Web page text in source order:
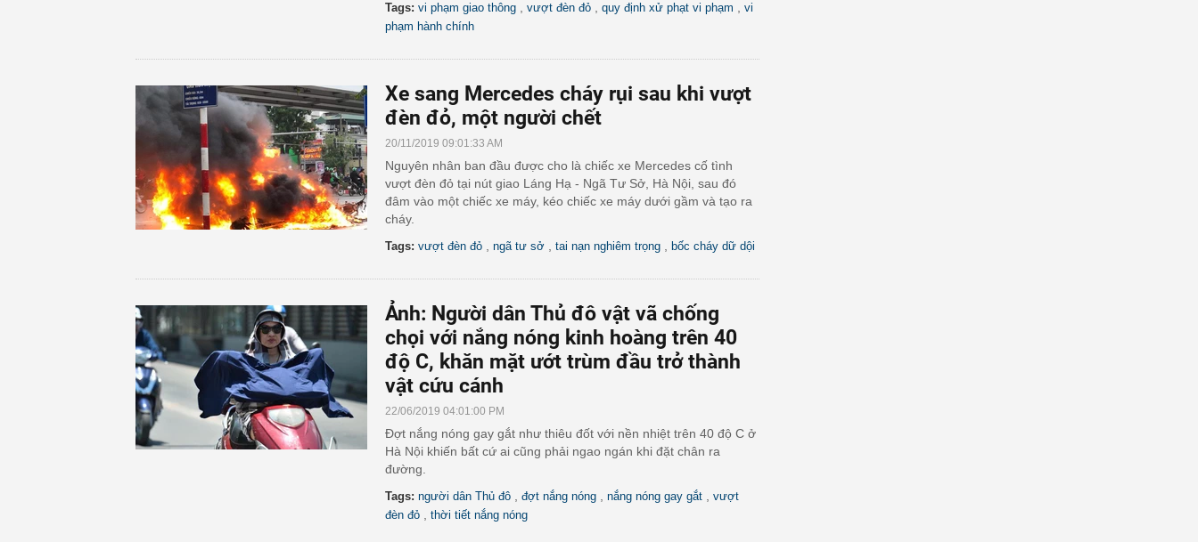
Tags: vi phạm giao thông vượt đèn đỏ quy định xử phạt vi phạm
vi
phạm hành chính
Xe sang Mercedes cháy rụi sau khi vượt
đèn đỏ, một người chết
20/11/2019 09:01:33 AM
Nguyên nhân ban đầu được cho là chiếc xe Mercedes cố tình
vượt đèn đỏ tại nút giao Láng Hạ - Ngã Tư Sở, Hà Nội, sau đó
đâm vào một chiếc xe máy, kéo chiếc xe máy dưới gầm và tạo ra
cháy.
Tags: vượt đèn đỏ ngã tư sở tai nạn nghiêm trọng bốc cháy dữ dội
Ảnh: Người dân Thủ đô vật vã chống
chọi với nắng nóng kinh hoàng trên 40
độ C, khăn mặt ướt trùm đầu trở thành
vật cứu cánh
22/06/2019 04:01:00 PM
Đợt nắng nóng gay gắt như thiêu đốt với nền nhiệt trên 40 độ C ở
Hà Nội khiến bất cứ ai cũng phải ngao ngán khi đặt chân ra
đường.
Tags: người dân Thủ đô đợt nắng nóng nắng nóng gay gắt
vượt
đèn đỏ
thời tiết nắng nóng